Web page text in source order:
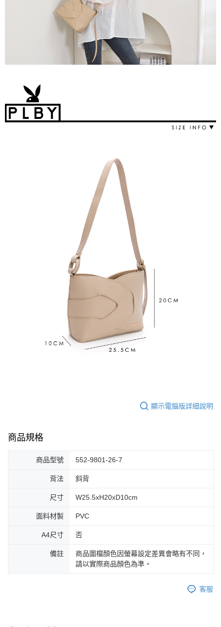
顯示電腦版詳細說明
商品規格
商品型號 552-9801-26-7
背法 斜背
尺寸 W25.5xH20xD10cm
面料材製 PVC
A4尺寸 否
備註
商品圖檔顏色因螢幕設定差異會略有不同，
請以實際商品顏色為準。
客服